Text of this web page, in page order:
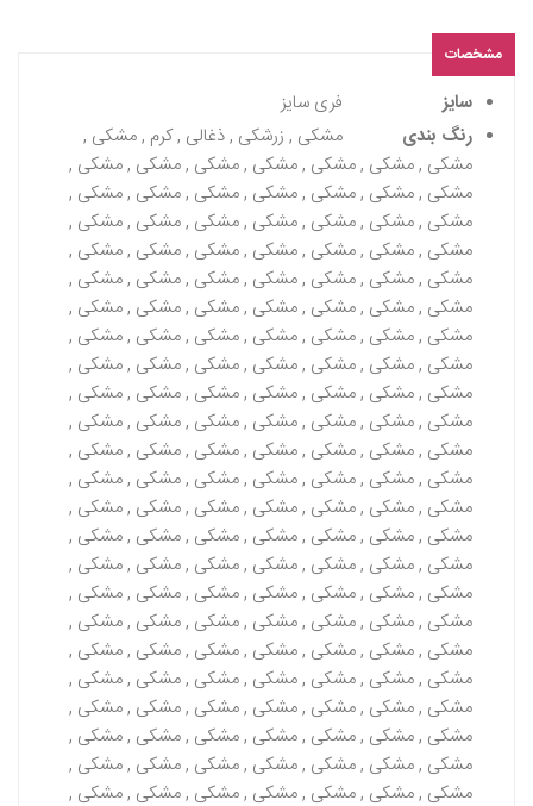
مشخصات
سایز
فری سایز
رنگ بندی
مشکی , زرشکی , ذغالی , کرم , مشکی ,
مشکی , مشکی , مشکی , مشکی , مشکی , مشکی , مشکی ,
مشکی , مشکی , مشکی , مشکی , مشکی , مشکی , مشکی ,
مشکی , مشکی , مشکی , مشکی , مشکی , مشکی , مشکی ,
مشکی , مشکی , مشکی , مشکی , مشکی , مشکی , مشکی ,
مشکی , مشکی , مشکی , مشکی , مشکی , مشکی , مشکی ,
مشکی , مشکی , مشکی , مشکی , مشکی , مشکی , مشکی ,
مشکی , مشکی , مشکی , مشکی , مشکی , مشکی , مشکی ,
مشکی , مشکی , مشکی , مشکی , مشکی , مشکی , مشکی ,
مشکی , مشکی , مشکی , مشکی , مشکی , مشکی , مشکی ,
مشکی , مشکی , مشکی , مشکی , مشکی , مشکی , مشکی ,
مشکی , مشکی , مشکی , مشکی , مشکی , مشکی , مشکی ,
مشکی , مشکی , مشکی , مشکی , مشکی , مشکی , مشکی ,
مشکی , مشکی , مشکی , مشکی , مشکی , مشکی , مشکی ,
مشکی , مشکی , مشکی , مشکی , مشکی , مشکی , مشکی ,
مشکی , مشکی , مشکی , مشکی , مشکی , مشکی , مشکی ,
مشکی , مشکی , مشکی , مشکی , مشکی , مشکی , مشکی ,
مشکی , مشکی , مشکی , مشکی , مشکی , مشکی , مشکی ,
مشکی , مشکی , مشکی , مشکی , مشکی , مشکی , مشکی ,
مشکی , مشکی , مشکی , مشکی , مشکی , مشکی , مشکی ,
مشکی , مشکی , مشکی , مشکی , مشکی , مشکی , مشکی ,
مشکی , مشکی , مشکی , مشکی , مشکی , مشکی , مشکی ,
مشکی , مشکی , مشکی , مشکی , مشکی , مشکی , مشکی ,
مشکی , مشکی , مشکی , مشکی , مشکی , مشکی , مشکی ,